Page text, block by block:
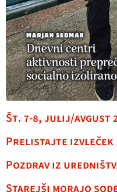
Št. 7-8, julij/avgust
Prelistajte izvleček
Pozdrav iz
Starejši morajo